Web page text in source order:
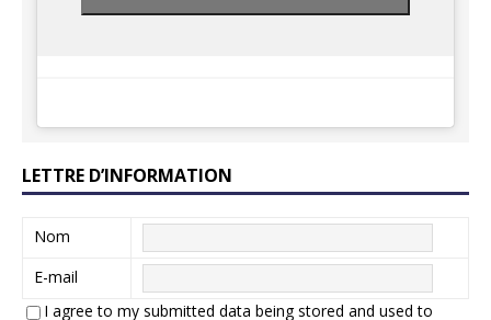
LETTRE D’INFORMATION
Nom
E-mail
I agree to my submitted data being stored and used to